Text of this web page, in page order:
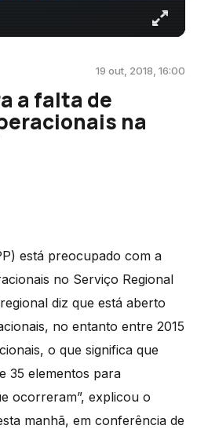
19 out, 2018, 16:00
a falta de
na
está preocupado com a
no Serviço Regional
diz que está aberto
no entanto entre 2015
o que significa que
35 elementos para
ocorreram”, explicou o
manhã, em conferência de